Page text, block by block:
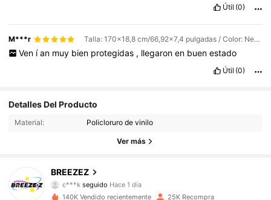
Útil (0)
M***r Talla: 170x18,8 cm/66,92x7,4 pulgadas / Color: Negro brillante
Ven ían muy bien protegidas , llegaron en buen estado
Útil (0)
Detalles Del Producto
Material: Policloruro de vinilo
Ver más
BREEZEZ
4.81 2.1K Seguidores
c***k seguido Hace 1 día
2.1K Seguidores
140K Vendido recientemente 25K Recompra